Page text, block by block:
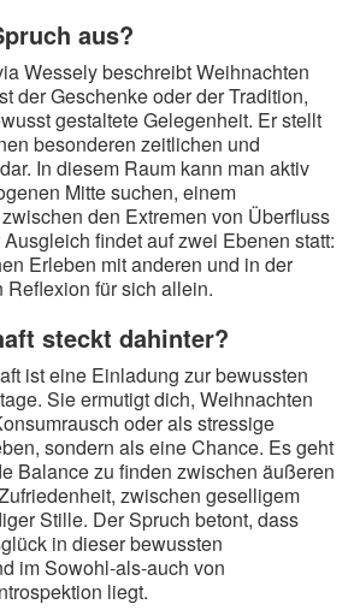
aus?
Wessely beschreibt Weihnachten
der Geschenke oder der Tradition,
gestaltete Gelegenheit. Er stellt
besonderen zeitlichen und
In diesem Raum kann man aktiv
Mitte suchen, einem
den Extremen von Überfluss
findet auf zwei Ebenen statt:
Erleben mit anderen und in der
für sich allein.
steckt dahinter?
ist eine Einladung zur bewussten
Sie ermutigt dich, Weihnachten
oder als stressige
sondern als eine Chance. Es geht
Balance zu finden zwischen äußeren
zwischen geselligem
Stille. Der Spruch betont, dass
in dieser bewussten
im Sowohl-als-auch von
liegt.